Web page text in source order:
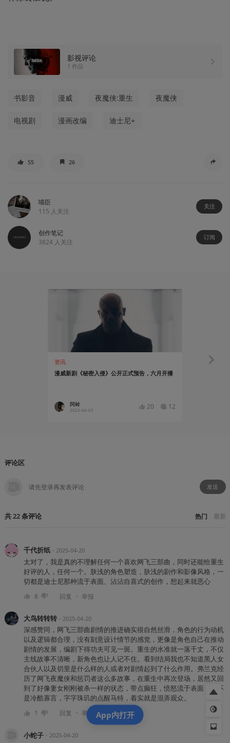
影视评论
1 作品
书影音 漫威 夜魔侠:重生 夜魔侠
电视剧 漫画改编 迪士尼+
55 26
喵臣
115 人关注
关注
创作笔记
3824 人关注
订阅
资讯
漫威新剧《秘密入侵》公开正式预告，六月开播
阿岭
2023-04-03 20 12
评论区
发送
共22条评论 热门 最新
千代折纸・ 2025-04-20
太对了，我是真的不理解任何一个喜欢网飞三部曲，同时还能给重生
好评的人，任何一个。肤浅的角色塑造，肤浅的剧作和影像风格，一
切都是迪士尼那种流于表面、沾沾自喜式的创作，想起来就恶心
8 回复 ・ 举报
大鸟转转转・ 2025-04-20
深感赞同，网飞三部曲剧情的推进确实很自然丝滑，角色的行为动机
以及逻辑都合理，没有刻意设计情节的感觉，更像是角色自己在推动
剧情的发展，编剧下得功夫可见一斑。重生的水准就一落千丈，不仅
主线故事不清晰，新角色也让人记不住。看到结局我也不知道黑人女
合伙人以及切里是什么样的人或者对剧情起到了什么作用。弗兰克经
历了网飞夜魔侠和惩罚者这么多故事，在重生中再次登场，居然又回
到了好像妻女刚刚被杀一样的状态，带点癫狂，愤怒流于表面，而不
是冷酷寡言，字字珠玑的点醒马特，着实就是混弄观众。
1 回复 ・ 举报
小蛇子・ 2025-04-20
App内打开